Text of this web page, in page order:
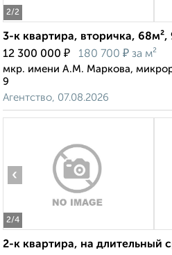
2/2
3-к квартира, вторичка,
12 300 000 ₽ 180 700 ₽ за м²
мкр. имени А.М. Маркова,
9
Агентство, 07.08.2026
2/4
‹
2-к квартира, на длительный